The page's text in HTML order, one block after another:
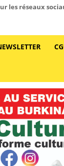
les réseaux